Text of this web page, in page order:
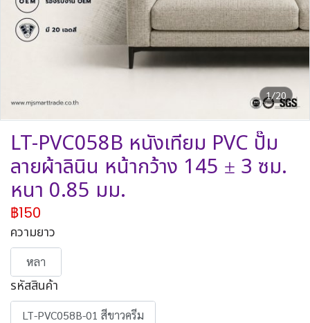
1/20
LT-PVC058B หนังเทียม PVC ปั๊ม
ลายผ้าลินิน หน้ากว้าง 145 ± 3 ซม.
หนา 0.85 มม.
฿150
ความยาว
หลา
รหัสสินค้า
LT-PVC058B-01 สีขาวครีม